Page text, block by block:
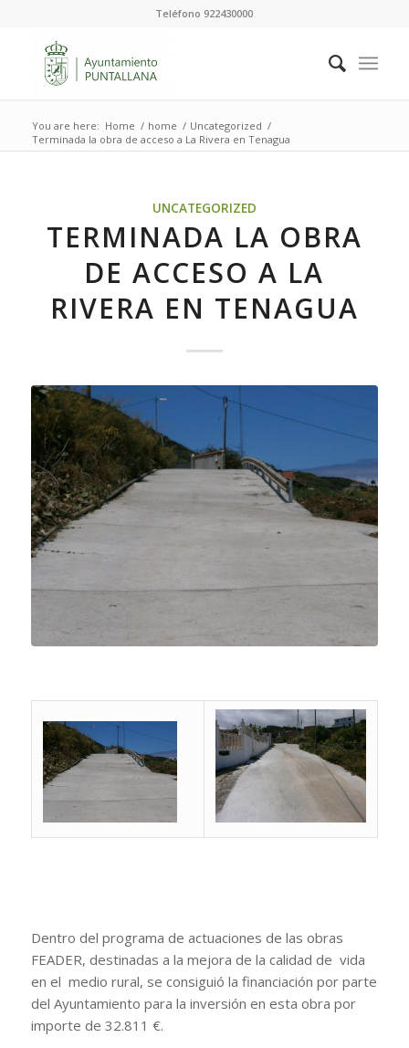
Teléfono 922430000
You are here: Home / home / Uncategorized /
Terminada la obra de acceso a La Rivera en Tenagua
UNCATEGORIZED
TERMINADA LA OBRA
DE ACCESO A LA
RIVERA EN TENAGUA
Dentro del programa de actuaciones de las obras
FEADER, destinadas a la mejora de la calidad de vida
en el medio rural, se consiguió la financiación por parte
del Ayuntamiento para la inversión en esta obra por
importe de 32.811 €.